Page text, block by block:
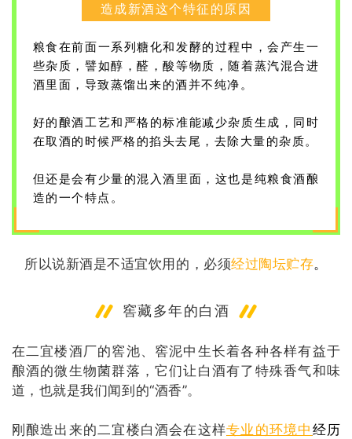
造成新酒这个特征的原因
粮食在前面一系列糖化和发酵的过程中，会产生一
些杂质，譬如醇，醛，酸等物质，随着蒸汽混合进
酒里面，导致蒸馏出来的酒并不纯净。
好的酿酒工艺和严格的标准能减少杂质生成，同时
在取酒的时候严格的掐头去尾，去除大量的杂质。
但还是会有少量的混入酒里面，这也是纯粮食酒酿
造的一个特点。
所以说新酒是不适宜饮用的，必须经过陶坛贮存。
窖藏多年的白酒
在二宜楼酒厂的窖池、窖泥中生长着各种各样有益于
酿酒的微生物菌群落，它们让白酒有了特殊香气和味
道，也就是我们闻到的“酒香”。
刚酿造出来的二宜楼白酒会在这样专业的环境中 经历